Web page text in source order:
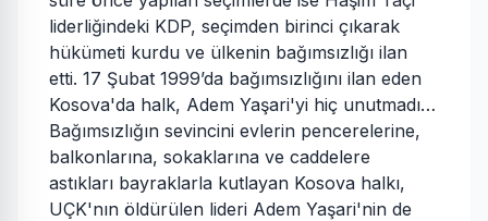
liderliğindeki KDP, seçimden birinci çıkarak
hükümeti kurdu ve ülkenin bağımsızlığı ilan
etti. 17 Şubat 1999’da bağımsızlığını ilan eden
Kosova'da halk, Adem Yaşari'yi hiç unutmadı…
Bağımsızlığın sevincini evlerin pencerelerine,
balkonlarına, sokaklarına ve caddelere
astıkları bayraklarla kutlayan Kosova halkı,
UÇK'nın öldürülen lideri Adem Yaşari'nin de